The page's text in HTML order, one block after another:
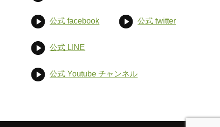
公式 facebook 公式 twitter
公式 LINE
公式 Youtube チャンネル